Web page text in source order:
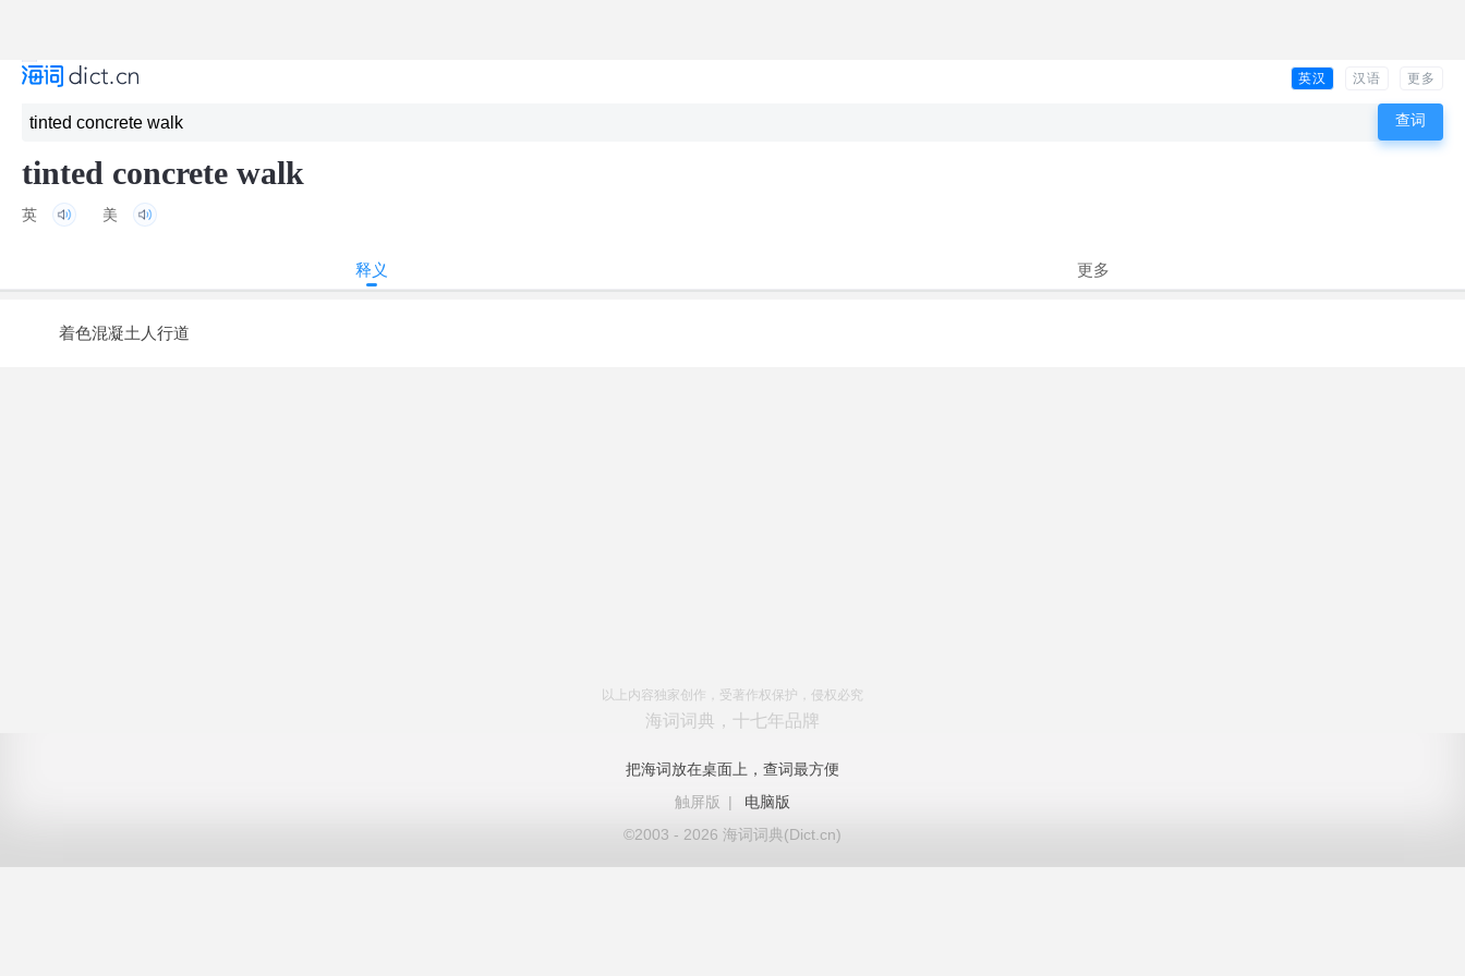
英汉 汉语 更多
tinted concrete walk
英 美
释义 更多
着色混凝土人行道
以上内容独家创作，受著作权保护，侵权必究
海词词典，十七年品牌
把海词放在桌面上，查词最方便
触屏版
|
电脑版
©2003 - 2026 海词词典(Dict.cn)